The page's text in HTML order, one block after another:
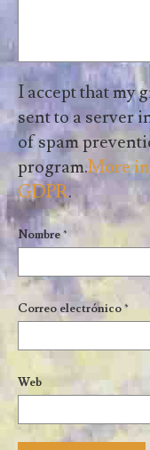
I accept that my
sent to a server
of spam
program.More
GDPR.
Nombre*
Correo electrónico*
Web